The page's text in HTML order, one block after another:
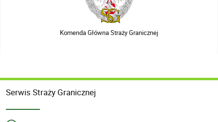
Komenda Główna Straży Granicznej
Serwis Straży Granicznej